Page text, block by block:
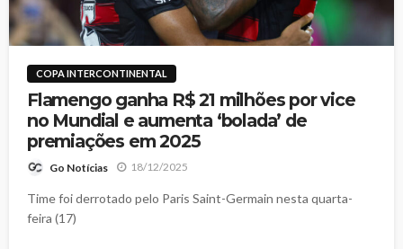
COPA INTERCONTINENTAL
Flamengo ganha R$ 21 milhões por vice
no Mundial e aumenta ‘bolada’ de
premiações em 2025
Go Notícias 18/12/2025
Time foi derrotado pelo Paris Saint-Germain nesta quarta-
feira (17)